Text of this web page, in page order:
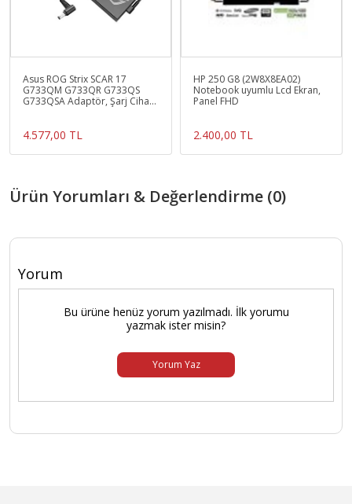
Asus ROG Strix SCAR 17
G733QM G733QR G733QS
G733QSA Adaptör, Şarj Cihazı
4.577,00 TL
HP 250 G8 (2W8X8EA02)
Notebook uyumlu Lcd Ekran,
Panel FHD
2.400,00 TL
Ürün Yorumları & Değerlendirme (0)
Yorum
Bu ürüne henüz yorum yazılmadı. İlk yorumu
yazmak ister misin?
Yorum Yaz